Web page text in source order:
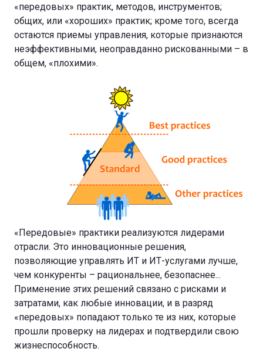
«передовых» практик, методов, инструментов;
общих, или «хороших» практик; кроме того, всегда
остаются приемы управления, которые признаются
неэффективными, неоправданно рискованными – в
общем, «плохими».
«Передовые» практики реализуются лидерами
отрасли. Это инновационные решения,
позволяющие управлять ИТ и ИТ-услугами лучше,
чем конкуренты – рациональнее, безопаснее...
Применение этих решений связано с рисками и
затратами, как любые инновации, и в разряд
«передовых» попадают только те из них, которые
прошли проверку на лидерах и подтвердили свою
жизнеспособность.